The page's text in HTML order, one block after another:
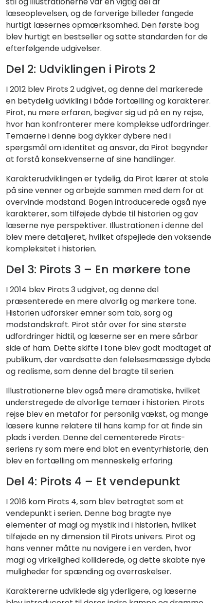
læseoplevelsen, og de farverige billeder fangede
hurtigt læsernes opmærksomhed. Den første bog
blev hurtigt en bestseller og satte standarden for de
efterfølgende udgivelser.
Del 2: Udviklingen i Pirots 2
I 2012 blev Pirots 2 udgivet, og denne del markerede
en betydelig udvikling i både fortælling og karakterer.
Pirot, nu mere erfaren, begiver sig ud på en ny rejse,
hvor han konfronterer mere komplekse udfordringer.
Temaerne i denne bog dykker dybere ned i
spørgsmål om identitet og ansvar, da Pirot begynder
at forstå konsekvenserne af sine handlinger.
Karakterudviklingen er tydelig, da Pirot lærer at stole
på sine venner og arbejde sammen med dem for at
overvinde modstand. Bogen introducerede også nye
karakterer, som tilføjede dybde til historien og gav
læserne nye perspektiver. Illustrationen i denne del
blev mere detaljeret, hvilket afspejlede den voksende
kompleksitet i historien.
Del 3: Pirots 3 – En mørkere tone
I 2014 blev Pirots 3 udgivet, og denne del
præsenterede en mere alvorlig og mørkere tone.
Historien udforsker emner som tab, sorg og
modstandskraft. Pirot står over for sine største
udfordringer hidtil, og læserne ser en mere sårbar
side af ham. Dette skifte i tone blev godt modtaget af
publikum, der værdsatte den følelsesmæssige dybde
og realisme, som denne del bragte til serien.
Illustrationerne blev også mere dramatiske, hvilket
understregede de alvorlige temaer i historien. Pirots
rejse blev en metafor for personlig vækst, og mange
læsere kunne relatere til hans kamp for at finde sin
plads i verden. Denne del cementerede Pirots-
seriens ry som mere end blot en eventyrhistorie; den
blev en fortælling om menneskelig erfaring.
Del 4: Pirots 4 – Et vendepunkt
I 2016 kom Pirots 4, som blev betragtet som et
vendepunkt i serien. Denne bog bragte nye
elementer af magi og mystik ind i historien, hvilket
tilføjede en ny dimension til Pirots univers. Pirot og
hans venner måtte nu navigere i en verden, hvor
magi og virkelighed kolliderede, og dette skabte nye
muligheder for spænding og overraskelser.
Karaktererne udviklede sig yderligere, og læserne